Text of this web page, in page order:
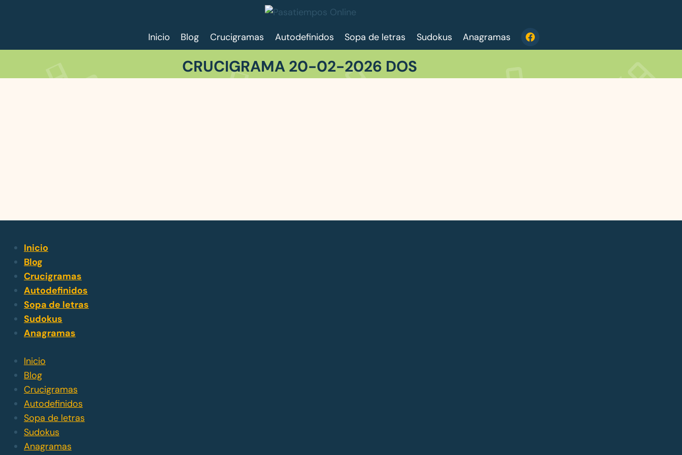
Inicio Blog Crucigramas Autodefinidos Sopa de letras Sudokus Anagramas
CRUCIGRAMA 20-02-2026 DOS
Inicio
Blog
Crucigramas
Autodefinidos
Sopa de letras
Sudokus
Anagramas
Inicio
Blog
Crucigramas
Autodefinidos
Sopa de letras
Sudokus
Anagramas